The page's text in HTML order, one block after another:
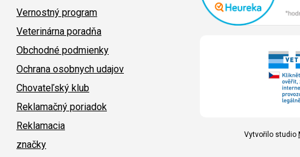
Vernostný program
Veterinárna poradňa
Obchodné podmienky
Ochrana osobnych udajov
Chovateľský klub
Reklamačný poriadok
Reklamacia
značky
Vytvořilo studio